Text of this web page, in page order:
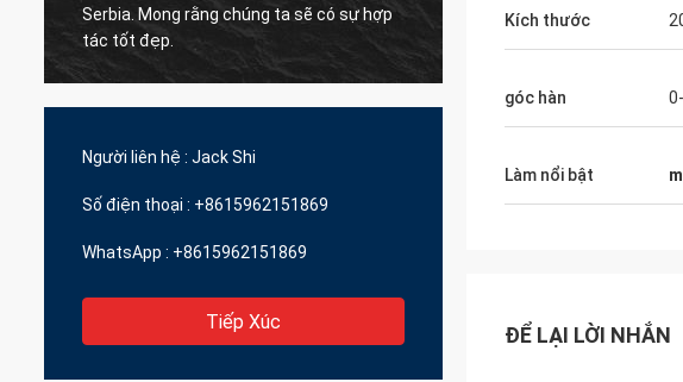
Serbia. Mong rằng chúng ta sẽ có sự hợp
tác tốt đẹp.
đã hợp tác tốt và dịch vụ
Người liên hệ : Jack Shi
Số điện thoại : +8615962151869
WhatsApp : +8615962151869
Tiếp Xúc
Kích thước
góc hàn
Làm nổi bật
ĐỂ LẠI LỜI NHẮN